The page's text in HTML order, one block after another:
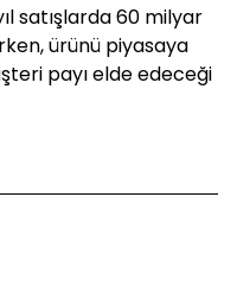
satışlarda 60 milyar
ürünü piyasaya
payı elde edeceği